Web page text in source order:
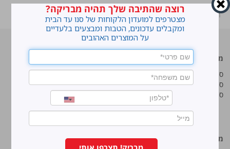
ראשי Shop
»סנו שטיחים
סנו מפעלי ברונוס בע“מ
מוצרים מובילים
סנו ז'אוול סופר ג'ל
סנו ז'אוול קצף ניקוי
סנו ז'אוול אבקת ניקוי
לנקות חלונות עם חיוך
עושים סדר בארון הנעליים
טיפים והמלצות מקצועיות לשימוש
מידע נוסף
רוצה שהתיבה שלך תהיה מבריקה?
מצטרפים למועדון הלקוחות של סנו עד הבית
ומקבלים עדכונים, הטבות ומבצעים בלעדיים
על המוצרים האהובים